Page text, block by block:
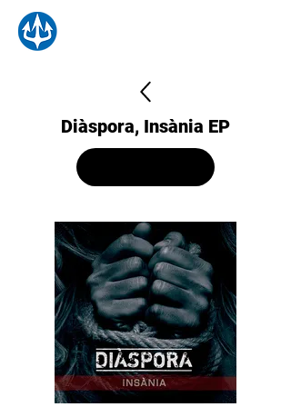
Diàspora, Insània EP